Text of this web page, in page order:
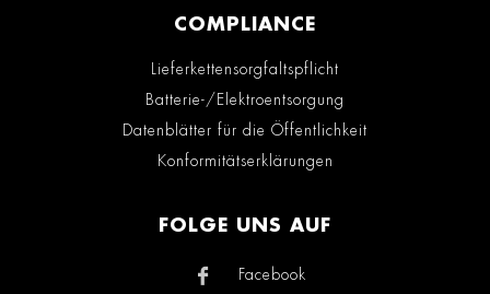
COMPLIANCE
Lieferkettensorgfaltspflicht
Batterie-/Elektroentsorgung
Datenblätter für die Öffentlichkeit
Konformitätserklärungen
FOLGE UNS AUF
Facebook